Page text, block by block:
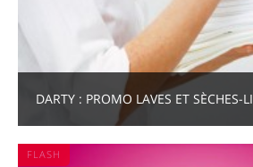
DARTY : PROMO LAVES ET SÈCHES-
FLASH